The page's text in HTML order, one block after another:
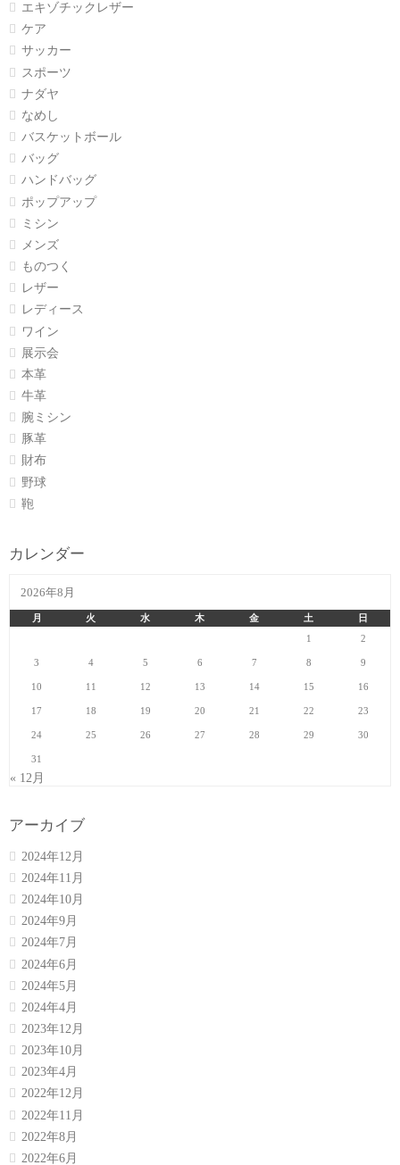
エキゾチックレザー
ケア
サッカー
スポーツ
ナダヤ
なめし
バスケットボール
バッグ
ハンドバッグ
ポップアップ
ミシン
メンズ
ものつく
レザー
レディース
ワイン
展示会
本革
牛革
腕ミシン
豚革
財布
野球
鞄
カレンダー
2026年8月
月 火 水 木 金 土
日
1
2
3 4 5 6 7 8 9
10 11 12 13 14 15 16
17 18 19 20 21 22 23
24 25 26 27 28 29 30
31
« 12月
アーカイブ
2024年12月
2024年11月
2024年10月
2024年9月
2024年7月
2024年6月
2024年5月
2024年4月
2023年12月
2023年10月
2023年4月
2022年12月
2022年11月
2022年8月
2022年6月